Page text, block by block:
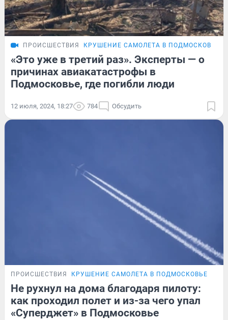
ПРОИСШЕСТВИЯ КРУШЕНИЕ САМОЛЕТА В ПОДМОСКОВЬЕ
«Это уже в третий раз». Эксперты — о
причинах авиакатастрофы в
Подмосковье, где погибли люди
12 июля, 2024, 18:27 784 Обсудить
ПРОИСШЕСТВИЯ КРУШЕНИЕ САМОЛЕТА В ПОДМОСКОВЬЕ
Не рухнул на дома благодаря пилоту:
как проходил полет и из-за чего упал
«Суперджет» в Подмосковье